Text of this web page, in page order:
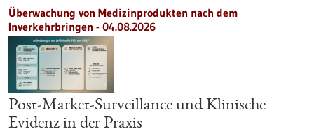
Überwachung von Medizinprodukten nach dem
Inverkehrbringen - 04.08.2026
Post-Market-Surveillance und Klinische
Evidenz in der Praxis